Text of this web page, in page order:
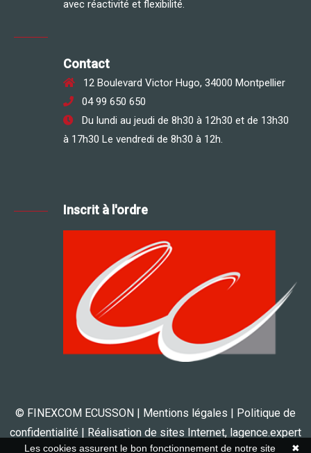
avec réactivité et flexibilité.
Contact
12 Boulevard Victor Hugo, 34000 Montpellier
04 99 650 650
Du lundi au jeudi de 8h30 à 12h30 et de 13h30
à 17h30 Le vendredi de 8h30 à 12h.
Inscrit à l'ordre
© FINEXCOM ECUSSON | Mentions légales
Politique de
confidentialité | Réalisation de sites Internet, lagence.expert
✖
Les cookies assurent le bon fonctionnement de notre site